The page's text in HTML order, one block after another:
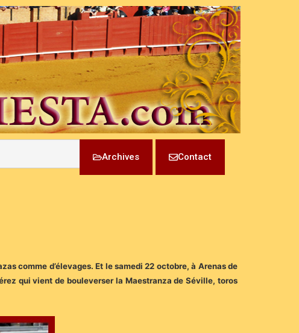
Archives Contact
comme d’élevages. Et le samedi 22 octobre, à Arenas de
qui vient de bouleverser la Maestranza de Séville, toros